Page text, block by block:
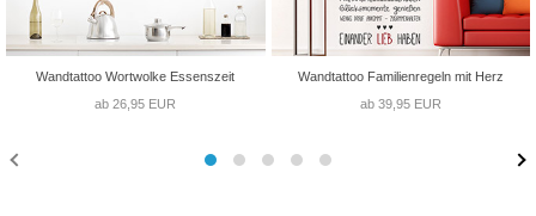
Wandtattoo Wortwolke Essenszeit
ab 26,95 EUR
Wandtattoo Familienregeln mit Herz
ab 39,95 EUR